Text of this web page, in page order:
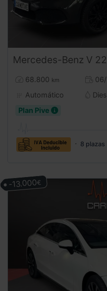
Mercedes-Benz V
68.800 km
Automático
Plan Pive
8 plazas
-13.000€